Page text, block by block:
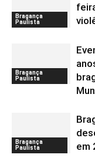
Bragança
Paulista
Bragança
Paulista
Bragança
Paulista
em